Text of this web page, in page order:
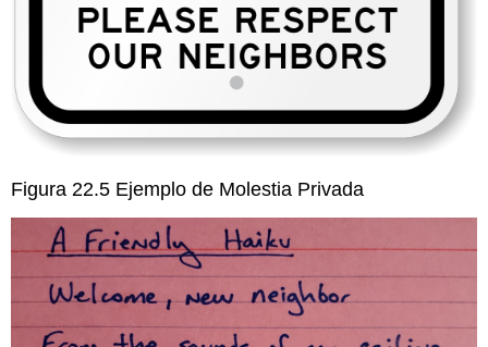
Figura 22.5 Ejemplo de Molestia Privada